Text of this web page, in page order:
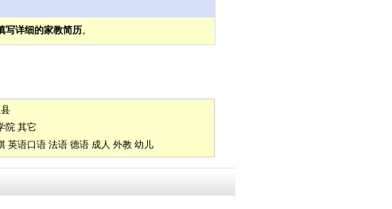
写详细的家教简历。
院 其它
英语口语 法语 德语 成人 外教 幼儿